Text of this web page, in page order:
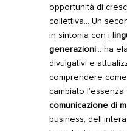
opportunità di
collettiva… Un
in sintonia con i
generazioni… ha
divulgativi e
comprendere come
cambiato
comunicazione di
business,